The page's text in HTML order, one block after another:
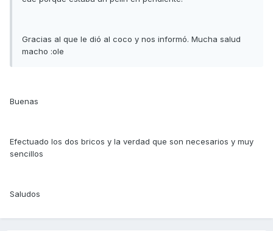
Gracias al que le dió al coco y nos informó. Mucha salud
macho :ole
Buenas
Efectuado los dos bricos y la verdad que son necesarios y muy
sencillos
Saludos